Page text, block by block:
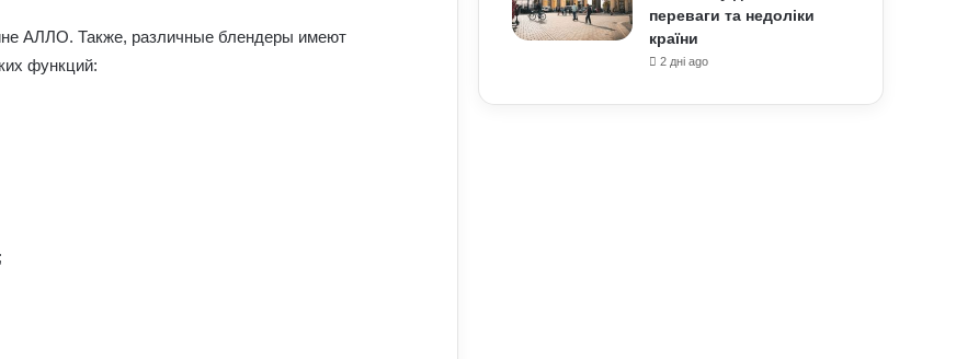
АЛЛО. Также, различные блендеры имеют
функций:
Обмен криптовалют без лишнего
переваги та недоліки
країни
2 дні ago